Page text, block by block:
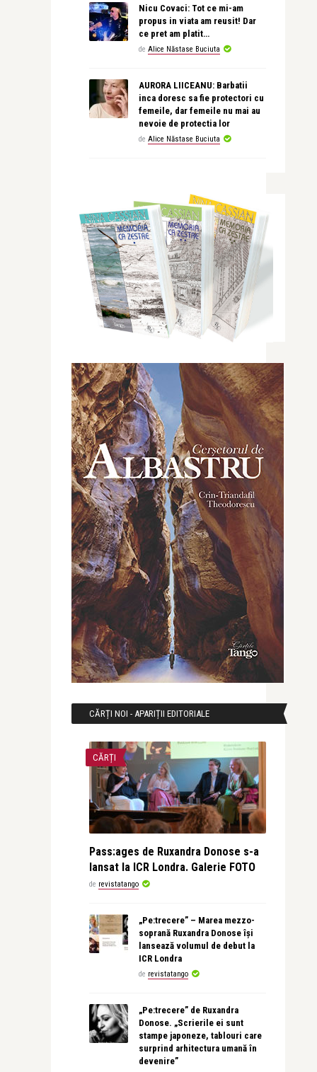
Nicu Covaci: Tot ce mi-am
propus in viata am reusit! Dar
ce pret am platit…
de Alice Năstase Buciuta
AURORA LIICEANU: Barbatii
inca doresc sa fie protectori cu
femeile, dar femeile nu mai au
nevoie de protectia lor
de Alice Năstase Buciuta
CĂRȚI NOI - APARIȚII EDITORIALE
CĂRȚI
Pass:ages de Ruxandra Donose s-a
lansat la ICR Londra. Galerie FOTO
de revistatango
„Pe:trecere” – Marea mezzo-
soprană Ruxandra Donose își
lansează volumul de debut la
ICR Londra
de revistatango
„Pe:trecere” de Ruxandra
Donose. „Scrierile ei sunt
stampe japoneze, tablouri care
surprind arhitectura umană în
devenire”